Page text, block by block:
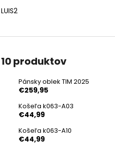
produktu je 4 z 5 hviezdičiek.
produktov
Pánsky oblek TIM 2025
€259,95
Košeľa k063-A03
€44,99
Košeľa k063-A10
€44,99